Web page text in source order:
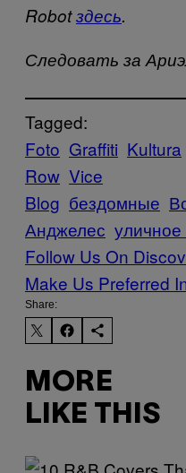
Robotздесь.
Следовать за
Tagged:
Foto Graffiti Kultura
Row Vice
Blog бездомные
Анджелес уличное
Follow Us On
Make Us Preferred
Share:
MORE
LIKE THIS